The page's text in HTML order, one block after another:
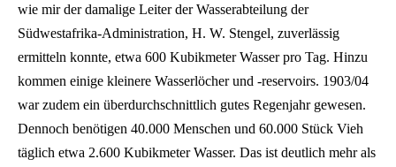
wie mir der damalige Leiter der Wasserabteilung der
Südwestafrika-Administration, H. W. Stengel, zuverlässig
ermitteln konnte, etwa 600 Kubikmeter Wasser pro Tag. Hinzu
kommen einige kleinere Wasserlöcher und -reservoirs. 1903/04
war zudem ein überdurchschnittlich gutes Regenjahr gewesen.
Dennoch benötigen 40.000 Menschen und 60.000 Stück Vieh
täglich etwa 2.600 Kubikmeter Wasser. Das ist deutlich mehr als